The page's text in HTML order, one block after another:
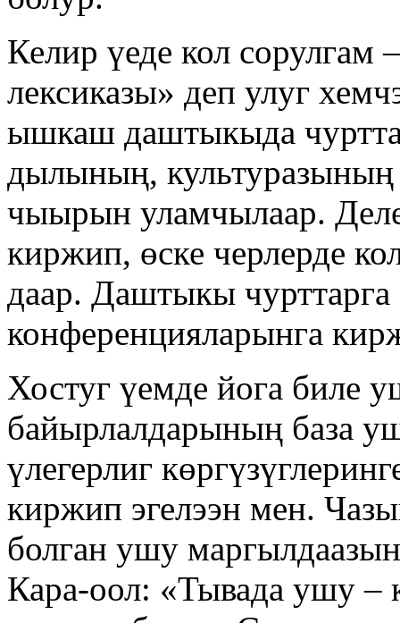
Келир үеде кол сорулгам
лексиказы» деп улуг
ышкаш даштыкыда
дылының,
чыырын уламчылаар.
киржип, өске черлерде
даар. Даштыкы чурттарга
конференцияларынга
Хостуг үемде йога биле
байырлалдарының база
үлегерлиг
киржип эгелээн мен.
болган ушу
Кара-оол: «Тывада ушу –